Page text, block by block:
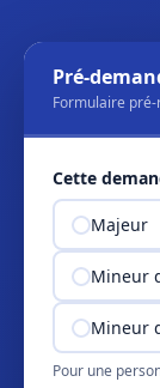
Pré-
Formulaire
Cette
Majeur
Mineur
Mineur
Pour une